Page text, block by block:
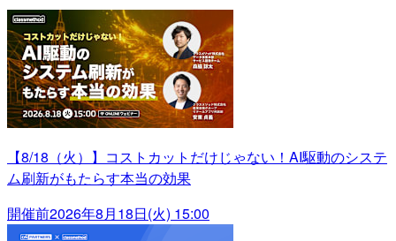
【8/18（火）】コストカットだけじゃない！AI駆動のシステ
ム刷新がもたらす本当の効果
開催前2026年8月18日(火) 15:00